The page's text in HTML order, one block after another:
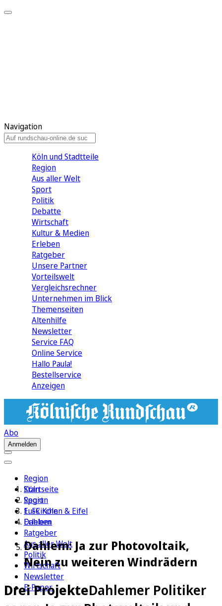
Navigation
Köln und Stadtteile
Region
Aus aller Welt
Sport
Politik
Debatte
Wirtschaft
Kultur & Medien
Erleben
Ratgeber
Unsere Partner
Vorteilswelt
Vergleichsrechner
Unternehmen im Blick
Themenseiten
Altenhilfe
Newsletter
Service FAQ
Online Service
Hallo Paula!
Bestellservice
Anzeigen
Abo
Anmelden
Region
Köln
Sport
1. FC Köln
Erleben
Ratgeber
Aus aller Welt
Politik
Wirtschaft
Newsletter
E-Paper
Startseite
Region
Euskirchen & Eifel
Dahlem
Dahlem: Ja zur Photovoltaik,
Nein zu weiteren Windrädern
Drei ProjekteDahlemer Politiker